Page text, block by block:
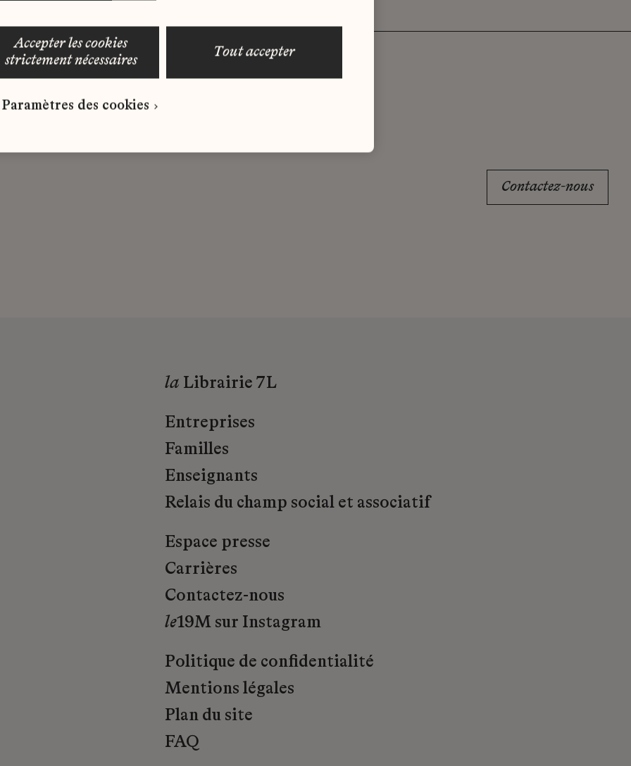
correspond à votre profil ?
spontanée dès maintenant.
Contactez-nous
la Librairie 7L
Entreprises
Familles
Enseignants
Relais du champ social et associatif
Espace presse
Carrières
Contactez-nous
le19M sur Instagram
Politique de confidentialité
Mentions légales
Plan du site
FAQ
accepter les cookies
strictement nécessaires
tout accepter
Paramètres des cookies